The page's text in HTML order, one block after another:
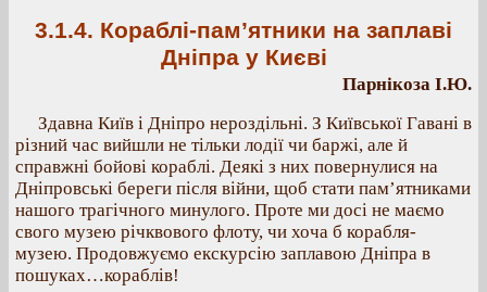
3.1.4. Кораблі-пам’ятники на заплаві
Дніпра у Києві
Парнікоза І.Ю.
Здавна Київ і Дніпро нероздільні. З Київської Гавані в
різний час вийшли не тільки лодії чи баржі, але й
справжні бойові кораблі. Деякі з них повернулися на
Дніпровські береги після війни, щоб стати пам’ятниками
нашого трагічного минулого. Проте ми досі не маємо
свого музею річквового флоту, чи хоча б корабля-
музею. Продовжуємо екскурсію заплавою Дніпра в
пошуках…кораблів!